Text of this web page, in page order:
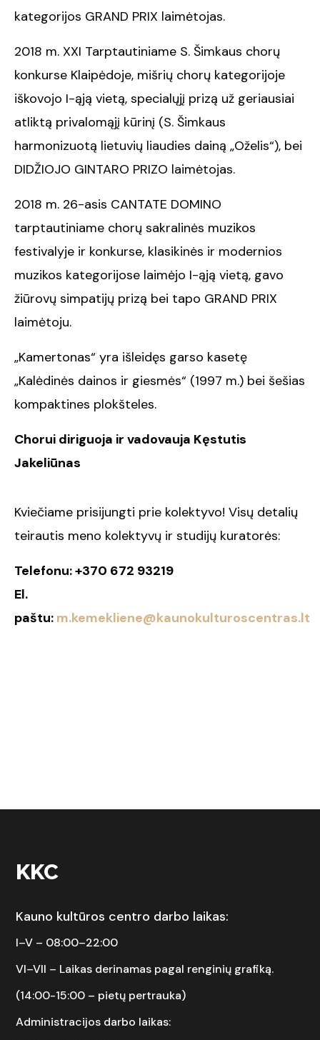
kategorijos GRAND PRIX laimėtojas.
2018 m. XXI Tarptautiniame S. Šimkaus chorų
konkurse Klaipėdoje, mišrių chorų kategorijoje
iškovojo I-ąją vietą, specialųjį prizą už geriausiai
atliktą privalomąjį kūrinį (S. Šimkaus
harmonizuotą lietuvių liaudies dainą „Oželis“), bei
DIDŽIOJO GINTARO PRIZO laimėtojas.
2018 m. 26-asis CANTATE DOMINO
tarptautiniame chorų sakralinės muzikos
festivalyje ir konkurse, klasikinės ir modernios
muzikos kategorijose laimėjo I-ąją vietą, gavo
žiūrovų simpatijų prizą bei tapo GRAND PRIX
laimėtoju.
„Kamertonas“ yra išleidęs garso kasetę
„Kalėdinės dainos ir giesmės“ (1997 m.) bei šešias
kompaktines plokšteles.
Chorui diriguoja ir vadovauja Kęstutis
Jakeliūnas
Kviečiame prisijungti prie kolektyvo! Visų detalių
teirautis meno kolektyvų ir studijų kuratorės:
Telefonu:+370 672 93219
El.
paštu: m.kemekliene@kaunokulturoscentras.lt
KKC
Kauno kultūros centro darbo laikas:
I–V – 08:00–22:00
VI–VII – Laikas derinamas pagal renginių grafiką.
(14:00-15:00 – pietų pertrauka)
Administracijos darbo laikas: